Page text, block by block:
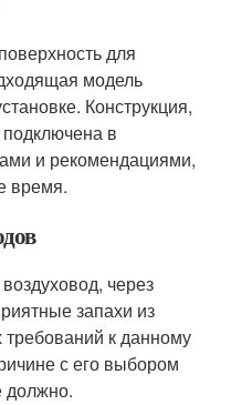
для
модель
Конструкция,
в
и рекомендациями,
время.
через
запахи из
к данному
с его выбором
должно.